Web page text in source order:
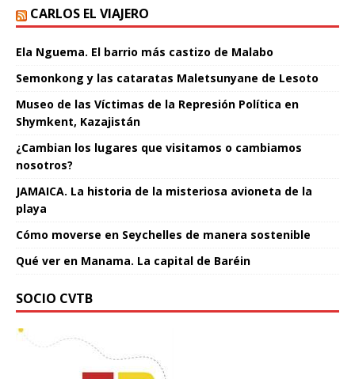
CARLOS EL VIAJERO
Ela Nguema. El barrio más castizo de Malabo
Semonkong y las cataratas Maletsunyane de Lesoto
Museo de las Víctimas de la Represión Política en
Shymkent, Kazajistán
¿Cambian los lugares que visitamos o cambiamos
nosotros?
JAMAICA. La historia de la misteriosa avioneta de la
playa
Cómo moverse en Seychelles de manera sostenible
Qué ver en Manama. La capital de Baréin
SOCIO CVTB